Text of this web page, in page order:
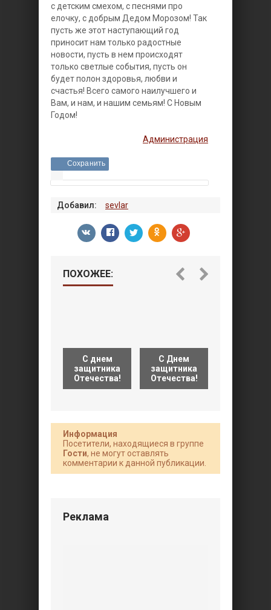
с детским смехом, с песнями про
елочку, с добрым Дедом Морозом! Так
пусть же этот наступающий год
приносит нам только радостные
новости, пусть в нем происходят
только светлые события, пусть он
будет полон здоровья, любви и
счастья! Всего самого наилучшего и
Вам, и нам, и нашим семьям! С Новым
Годом!
Администрация
Сохранить
Добавил: sevlar
ПОХОЖЕЕ:
С днем
защитника
Отечества!
С Днем
защитника
Отечества!
Информация
Посетители, находящиеся в группе
Гости, не могут оставлять
комментарии к данной публикации.
Реклама